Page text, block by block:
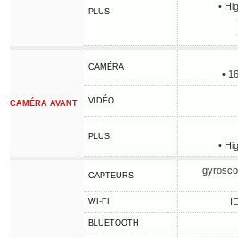
PLUS
•
CAMÉRA AVANT
CAMÉRA
•
VIDÉO
PLUS
•
CAPTEURS
WI-FI
BLUETOOTH